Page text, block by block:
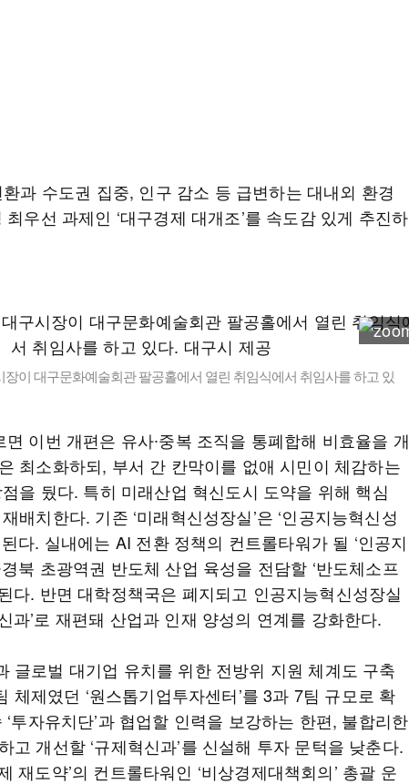
과 수도권 집중, 인구 감소 등 급변하는 대내외 환경
우선 과제인 ‘대구경제 대개조’를 속도감 있게 추진하
장이 대구문화예술회관 팔공홀에서 열린 취임식에서 취임사를 하고 있
이번 개편은 유사∙중복 조직을 통폐합해 비효율을 개
최소화하되, 부서 간 칸막이를 없애 시민이 체감하는
을 뒀다. 특히 미래산업 혁신도시 도약을 위해 핵심
배치한다. 기존 ‘미래혁신성장실’은 ‘인공지능혁신성
다. 실내에는 AI 전환 정책의 컨트롤타워가 될 ‘인공지
경북 초광역권 반도체 산업 육성을 전담할 ‘반도체소프
다. 반면 대학정책국은 폐지되고 인공지능혁신성장실
과’로 재편돼 산업과 인재 양성의 연계를 강화한다.
글로벌 대기업 유치를 위한 전방위 지원 체계도 구축
체제였던 ‘원스톱기업투자센터’를 3과 7팀 규모로 확
투자유치단’과 협업할 인력을 보강하는 한편, 불합리한
고 개선할 ‘규제혁신과’를 신설해 투자 문턱을 낮춘다.
재도약’의 컨트롤타워인 ‘비상경제대책회의’ 총괄 운